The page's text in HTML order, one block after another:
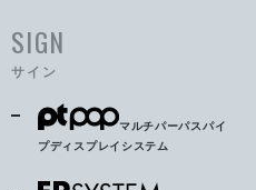
SIGN
サイン
マルチパーパスパイ
プディスプレイシステム